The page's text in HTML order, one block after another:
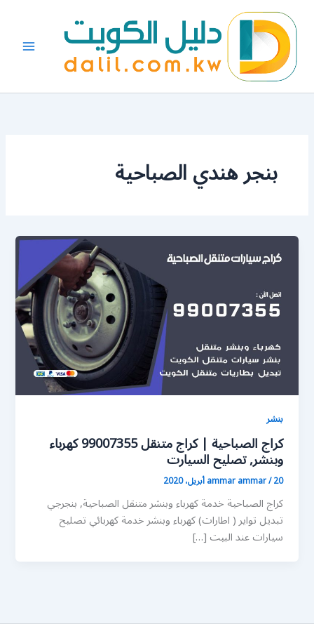
المحتوى
بنجر هندي الصباحية
بنشر
كراج الصباحية | كراج متنقل 99007355 كهرباء
وبنشر, تصليح السيارت
ammar ammar/20 أبريل، 2020
كراج الصباحية خدمة كهرباء وبنشر متنقل الصباحية, بنجرجي
تبديل تواير ( اطارات) كهرباء وبنشر خدمة كهربائي تصليح
سيارات عند البيت […]